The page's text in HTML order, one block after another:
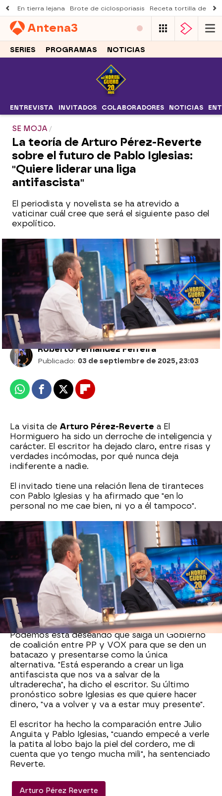
En tierra lejana Brote de ciclosporiasis Receta tortilla de
Antena3
SERIES PROGRAMAS NOTICIAS
ENTREVISTA INVITADOS COLABORADORES NOTICIAS
SE MOJA
La teoría de Arturo Pérez-Reverte
sobre el futuro de Pablo Iglesias:
"Quiere liderar una liga
antifascista"
El periodista y novelista se ha atrevido a
vaticinar cuál cree que será el siguiente paso del
expolítico.
La confesión de Arturo Pérez-Reverte:
"Ya no me fascina Pedro Sánchez, porque
no se va a ir"
Roberto Fernández Ferreira
Publicado: 03 de septiembre de 2025, 23:03
WhatsappFacebook
X Flipboard
La visita de Arturo Pérez-Reverte a El
Hormiguero ha sido un derroche de inteligencia y
carácter. El escritor ha dejado claro, entre risas y
verdades incómodas, por qué nunca deja
indiferente a nadie.
El invitado tiene una relación llena de tiranteces
con Pablo Iglesias y ha afirmado que "en lo
personal no me cae bien, ni yo a él tampoco".
Sobre Pablo Iglesias, el periodista ha asegurado
que está esperando su próximo movimiento, "no
está escondido". Según vaticina, el que fuera
líder de Podemos "quiere vengarse, primero de
Yolanda, pero ella se suicida sola con dejarla
hablar", ha dicho Pérez-Reverte y ha asegurado
que "Sánchez es su objetivo principal, le quiere
matar politicamente",
Tal y como ha dicho, cree que el exlíder de
Podemos está deseando que salga un Gobierno
de coalición entre PP y VOX para que se den un
batacazo y presentarse como la única
alternativa. "Está esperando a crear un liga
antifascista que nos va a salvar de la
ultraderecha", ha dicho el escritor. Su último
pronóstico sobre Iglesias es que quiere hacer
dinero, "va a volver y va a estar muy presente".
El escritor ha hecho la comparación entre Julio
Anguita y Pablo Iglesias, "cuando empecé a verle
la patita al lobo bajo la piel del cordero, me di
cuenta que yo tengo mucha mili", ha sentenciado
Reverte.
Arturo Pérez Reverte